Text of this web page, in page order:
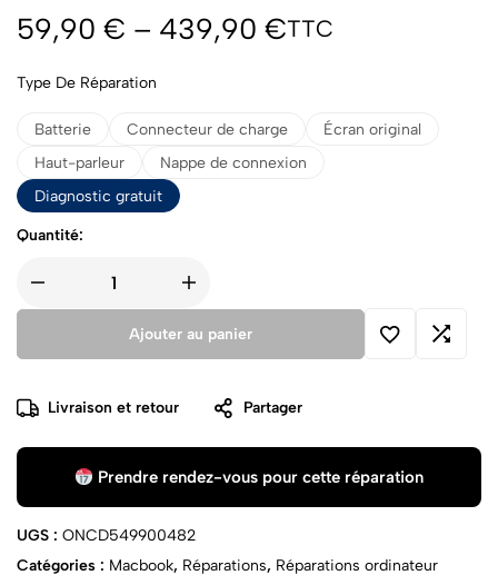
59,90 € – 439,90 €TTC
Type De Réparation
Batterie Connecteur de charge
Écran original
Haut-parleur
Nappe de connexion
Diagnostic gratuit
Quantité:
Ajouter au panier
Livraison et retour Partager
Prendre rendez-vous pour cette réparation
UGS : ONCD549900482
Catégories : Macbook, Réparations, Réparations ordinateur